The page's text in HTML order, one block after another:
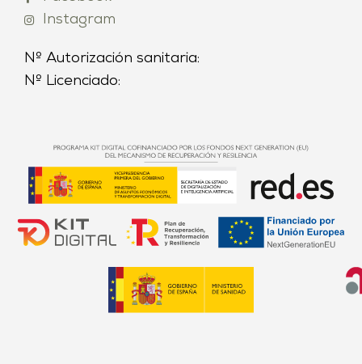
Instagram
Nº Autorización sanitaria:
Nº Licenciado: